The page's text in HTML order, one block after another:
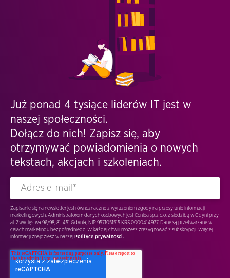
Już ponad 4 tysiące liderów IT jest w
naszej społeczności.
Dołącz do nich! Zapisz się, aby
otrzymywać powiadomienia o nowych
tekstach, akcjach i szkoleniach.
Zapisanie się na newsletter jest równoznaczne z wyrażeniem zgody na przesyłanie informacji
marketingowych. Administratorem danych osobowych jest Conlea sp.z o.o. z siedzibą w Gdyni przy
al. Zwycięstwa 96/98, 81-451 Gdynia, NIP 9571051515 KRS 0000414977. Dane są przetwarzane w
celach marketingu bezpośredniego. W każdej chwili możesz zrezygnować z subskrypcji. Więcej
informacji znajdziesz w naszej Polityce prywatnosci.